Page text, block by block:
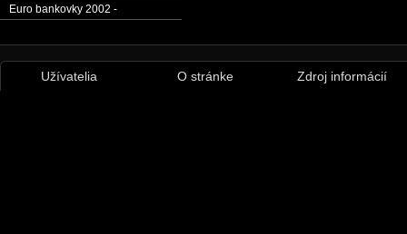
Euro bankovky 2002 -
Užívatelia O stránke Zdroj informácií